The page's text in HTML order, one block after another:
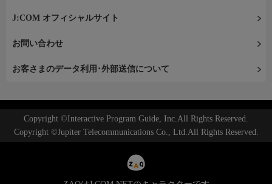
J:COM オフィシャルサイト
お問い合わせ
お客さまのデータ利用･外部送信について
Copyright ©Interactive Program Guide, Inc.All Rights Reserved.
Copyright ©Jupiter Telecommunications Co., Ltd.All Rights Reserved.